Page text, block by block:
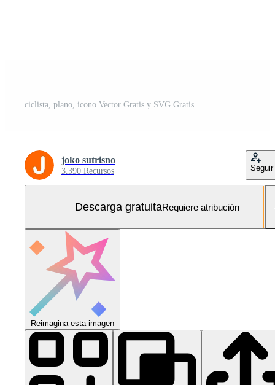
ciclista, plano, icono Vector Gratis y SVG Gratis
joko sutrisno
3.390 Recursos Seguir
Descarga gratuitaRequiere atribución
Reimagina esta imagen